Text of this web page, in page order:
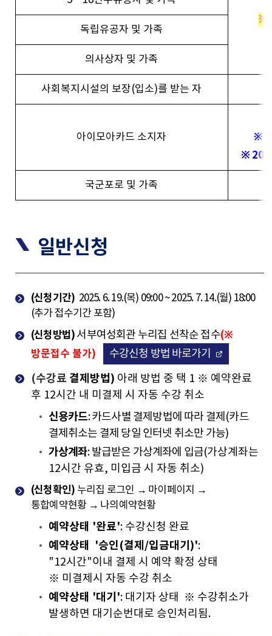
※
독립유공자 및 가족
의사상자 및 가족
사회복지시설의 보장(입소)를 받는 자
아이모아카드 소지자
※ 막
※
국군포로 및 가족
일반신청
(신청기간) 2025. 6. 19.(목) 09:00 ~ 2025. 7. 14.(월) 18:00
(추가 접수기간 포함)
(신청방법)서부여성회관 누리집 선착순 접수(※
방문접수 불가) 수강신청 방법 바로가기
(수강료 결제방법) 아래 방법 중 택 1 ※ 예약완료
후 12시간 내 미결제 시 자동 수강 취소
신용카드:카드사별 결제방법에 따라 결제(카드
결제취소는 결제 당일 인터넷 취소만 가능)
가상계좌:발급받은 가상계좌에 입금(가상계좌는
12시간 유효, 미입금 시 자동 취소)
(신청확인) 누리집 로그인 → 마이페이지 →
통합예약현황 → 나의예약현황
예약상태 '완료': 수강신청 완료
예약상태 '승인(결제/입금대기)':
"12시간"이내 결제 시 예약 확정 상태
※ 미결제시 자동 수강 취소
예약상태 '대기': 대기자 상태 ※ 수강취소가
발생하면 대기순번대로 승인처리됨.